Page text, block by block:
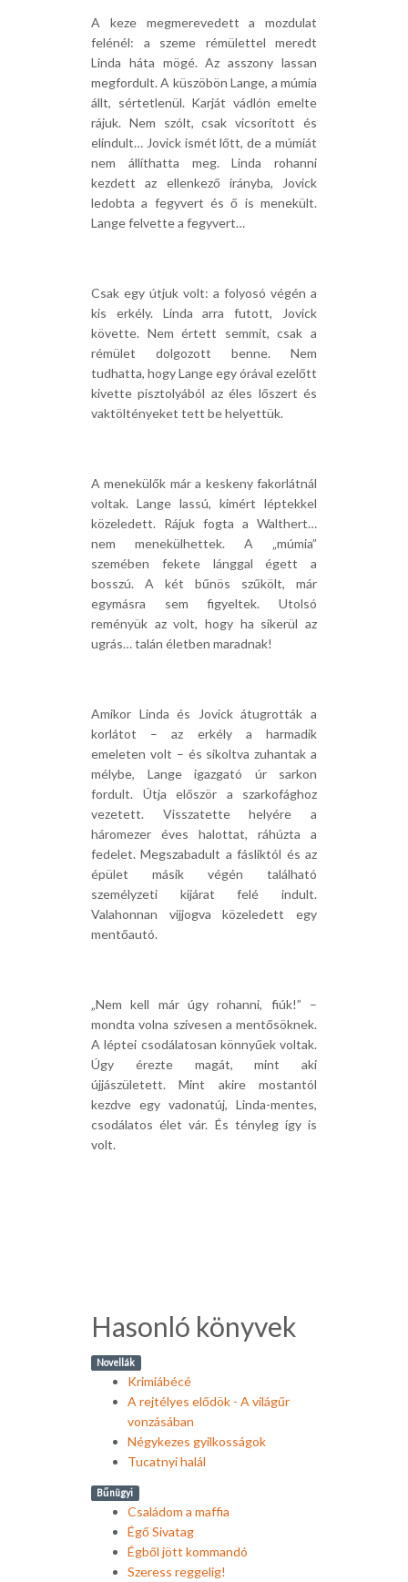
A keze megmerevedett a mozdulat
felénél: a szeme rémülettel meredt
Linda háta mögé. Az asszony lassan
megfordult. A küszöbön Lange, a múmia
állt, sértetlenül. Karját vádlón emelte
rájuk. Nem szólt, csak vicsorított és
elindult… Jovick ismét lőtt, de a múmiát
nem állíthatta meg. Linda rohanni
kezdett az ellenkező irányba, Jovick
ledobta a fegyvert és ő is menekült.
Lange felvette a fegyvert…
Csak egy útjuk volt: a folyosó végén a
kis erkély. Linda arra futott, Jovick
követte. Nem értett semmit, csak a
rémület dolgozott benne. Nem
tudhatta, hogy Lange egy órával ezelőtt
kivette pisztolyából az éles lőszert és
vaktöltényeket tett be helyettük.
A menekülők már a keskeny fakorlátnál
voltak. Lange lassú, kimért léptekkel
közeledett. Rájuk fogta a Walthert…
nem menekülhettek. A „múmia”
szemében fekete lánggal égett a
bosszú. A két bűnös szűkölt, már
egymásra sem figyeltek. Utolsó
reményük az volt, hogy ha sikerül az
ugrás… talán életben maradnak!
Amikor Linda és Jovick átugrották a
korlátot – az erkély a harmadik
emeleten volt – és sikoltva zuhantak a
mélybe, Lange igazgató úr sarkon
fordult. Útja először a szarkofághoz
vezetett. Visszatette helyére a
háromezer éves halottat, ráhúzta a
fedelet. Megszabadult a fásliktól és az
épület másik végén található
személyzeti kijárat felé indult.
Valahonnan vijjogva közeledett egy
mentőautó.
„Nem kell már úgy rohanni, fiúk!” –
mondta volna szívesen a mentősöknek.
A léptei csodálatosan könnyűek voltak.
Úgy érezte magát, mint aki
újjászületett. Mint akire mostantól
kezdve egy vadonatúj, Linda-mentes,
csodálatos élet vár. És tényleg így is
volt.
Hasonló könyvek
Novellák
Krimiábécé
A rejtélyes elődök - A világűr
vonzásában
Négykezes gyilkosságok
Tucatnyi halál
Bűnügyi
Családom a maffia
Égő Sivatag
Égből jött kommandó
Szeress reggelig!